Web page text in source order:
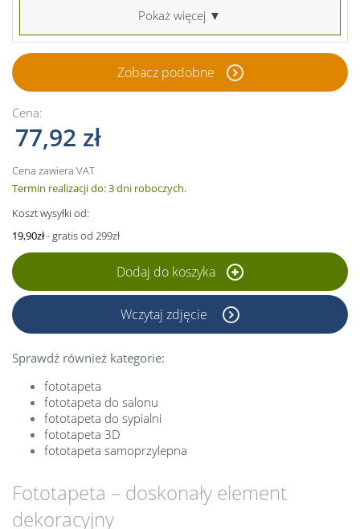
Pokaż więcej ▼
Zobacz podobne
Cena:
77,92 zł
Cena zawiera VAT
Termin realizacji do: 3 dni roboczych.
Koszt wysyłki od:
19,90zł- gratis od 299zł
Dodaj do koszyka
Wczytaj zdjęcie
Sprawdź również kategorie:
fototapeta
fototapeta do salonu
fototapeta do sypialni
fototapeta 3D
fototapeta samoprzylepna
Fototapeta – doskonały element
dekoracyjny